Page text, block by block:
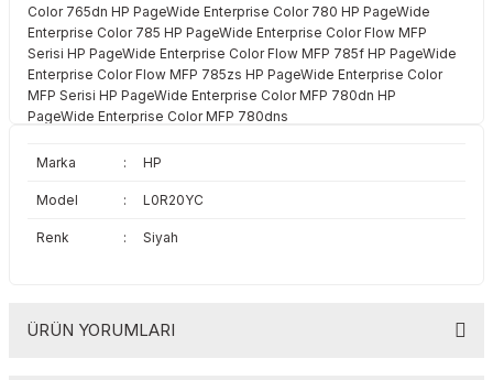
Toshiba
Triumph Adler
Triumph Adler
Utax
Color 765dn HP PageWide Enterprise Color 780 HP PageWide
Enterprise Color 785 HP PageWide Enterprise Color Flow MFP
Serisi HP PageWide Enterprise Color Flow MFP 785f HP PageWide
Enterprise Color Flow MFP 785zs HP PageWide Enterprise Color
MFP Serisi HP PageWide Enterprise Color MFP 780dn HP
PageWide Enterprise Color MFP 780dns
Marka : HP
Model : L0R20YC
Renk : Siyah
ÜRÜN YORUMLARI